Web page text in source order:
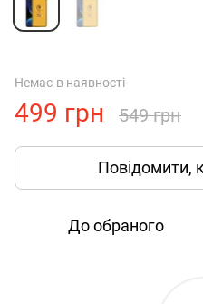
Немає в наявності
499 грн 549 грн
Повідомити,
До обраного